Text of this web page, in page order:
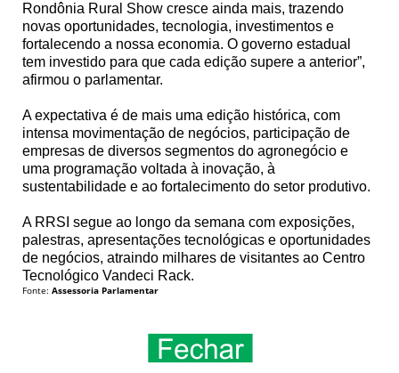
Rondônia Rural Show cresce ainda mais, trazendo
novas oportunidades, tecnologia, investimentos e
fortalecendo a nossa economia. O governo estadual
tem investido para que cada edição supere a anterior”,
afirmou o parlamentar.
A expectativa é de mais uma edição histórica, com
intensa movimentação de negócios, participação de
empresas de diversos segmentos do agronegócio e
uma programação voltada à inovação, à
sustentabilidade e ao fortalecimento do setor produtivo.
A RRSI segue ao longo da semana com exposições,
palestras, apresentações tecnológicas e oportunidades
de negócios, atraindo milhares de visitantes ao Centro
Tecnológico Vandeci Rack.
Fonte: Assessoria Parlamentar